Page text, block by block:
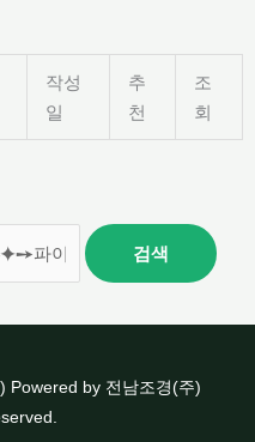
작성
일
추
천
조
회
검색
Powered by 전남조경(주)